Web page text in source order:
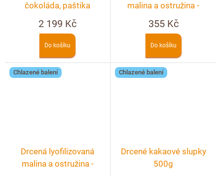
čokoláda, paštika
2 199 Kč
Do košíku
malina a ostružina -
lámaná čokoláda bílá
250g
355 Kč
Do košíku
Chlazené balení
Drcená lyofilizovaná
malina a ostružina -
Chlazené balení
Drcené kakaové slupky
500g